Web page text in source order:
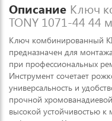
Описание Ключ
TONY 1071-44 44
Ключ комбинированный
предназначен для
при профессиональных
Инструмент сочетает
универсальность и
прочной
высокой устойчивостью к